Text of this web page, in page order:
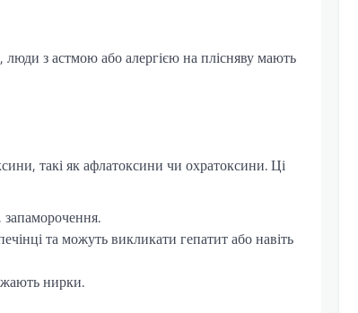
люди з астмою або алергією на плісняву мають
такі як афлатоксини чи охратоксини. Ці
та можуть викликати гепатит або навіть
нирки.